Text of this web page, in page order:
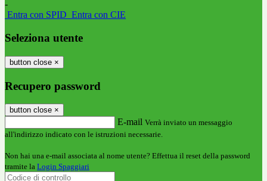
-
Entra con SPID Entra con CIE
Seleziona utente
button close ×
Recupero password
button close ×
E-mail Verrà inviato un messaggio
all'indirizzo indicato con le istruzioni necessarie.
Non hai una e-mail associata al nome utente? Effettua il reset della password
tramite la Login Spaggiari